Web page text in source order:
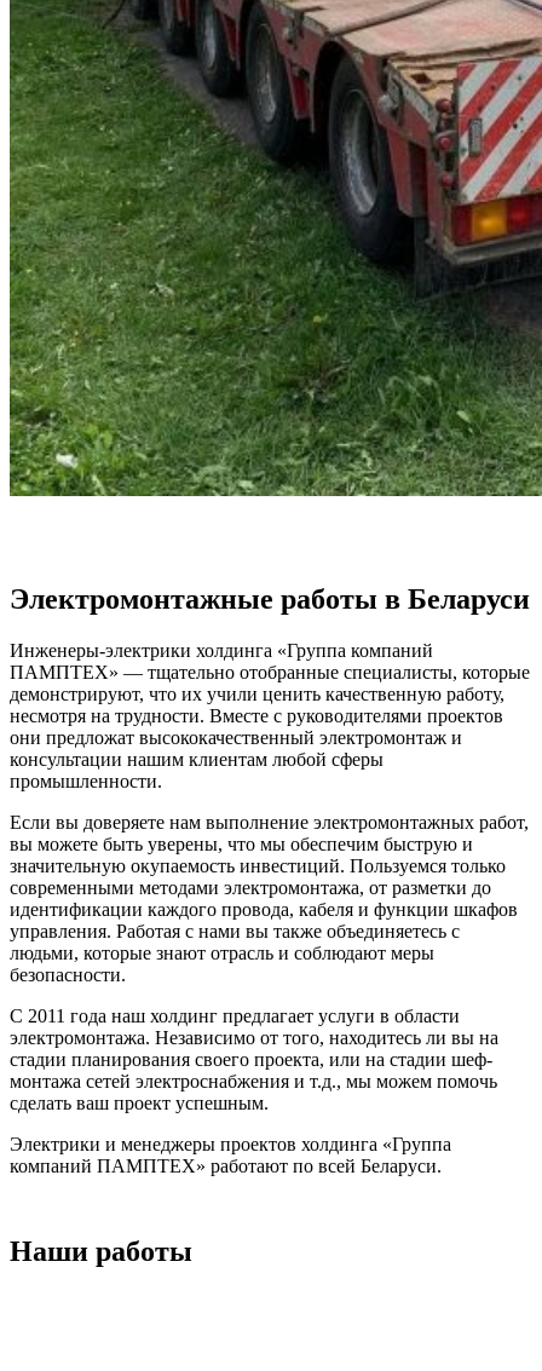
Электромонтажные работы в Беларуси
Инженеры-электрики холдинга «Группа компаний
ПАМПТЕХ» — тщательно отобранные специалисты, которые
демонстрируют, что их учили ценить качественную работу,
несмотря на трудности. Вместе с руководителями проектов
они предложат высококачественный электромонтаж и
консультации нашим клиентам любой сферы
промышленности.
Если вы доверяете нам выполнение электромонтажных работ,
вы можете быть уверены, что мы обеспечим быструю и
значительную окупаемость инвестиций. Пользуемся только
современными методами электромонтажа, от разметки до
идентификации каждого провода, кабеля и функции шкафов
управления. Работая с нами вы также объединяетесь с
людьми, которые знают отрасль и соблюдают меры
безопасности.
С 2011 года наш холдинг предлагает услуги в области
электромонтажа. Независимо от того, находитесь ли вы на
стадии планирования своего проекта, или на стадии шеф-
монтажа сетей электроснабжения и т.д., мы можем помочь
сделать ваш проект успешным.
Электрики и менеджеры проектов холдинга «Группа
компаний ПАМПТЕХ» работают по всей Беларуси.
Наши работы